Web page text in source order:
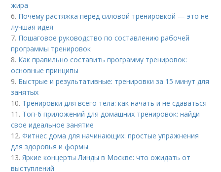
жира
6. Почему растяжка перед силовой тренировкой — это не
лучшая идея
7. Пошаговое руководство по составлению рабочей
программы тренировок
8. Как правильно составить программу тренировок:
основные принципы
9. Быстрые и результативные: тренировки за 15 минут для
занятых
10. Тренировки для всего тела: как начать и не сдаваться
11. Топ-6 приложений для домашних тренировок: найди
свое идеальное занятие
12.Фитнес дома для начинающих: простые упражнения
для здоровья и формы
13.Яркие концерты Линды в Москве: что ожидать от
выступлений